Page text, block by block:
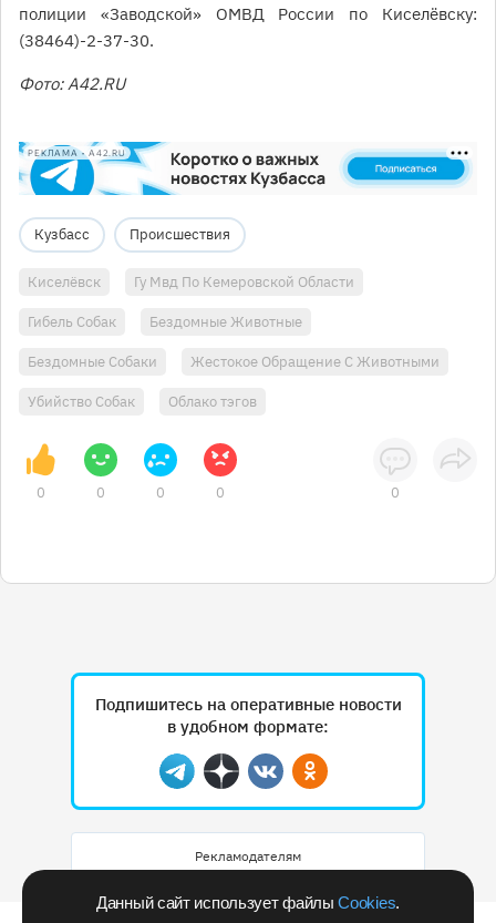
Данный сайт использует файлыCookies.
полиции «Заводской» ОМВД России по Киселёвску:
(38464)-2-37-30.
Фото: A42.RU
РЕКЛАМА • A42.RU
Кузбасс Происшествия
Киселёвск Гу Мвд По Кемеровской Области
Гибель Собак Бездомные Животные
Бездомные Собаки Жестокое Обращение С Животными
Убийство Собак Облако тэгов
0 0 0 0 0
Подпишитесь на оперативные новости
в удобном формате:
Telegram
ДзенВконтактеОдноклассники
Рекламодателям